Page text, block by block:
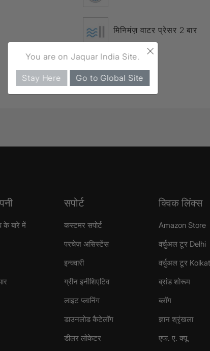
मिनिमंज़ वाटर प्रेसर 2 बार
के बारे में
सपोर्ट
कस्टमर सपोर्ट
परचेज़ असिस्टेंस
इन्क्वारी
ग्रीन इनीशिएटिव
लाइट प्लानिंग
डाउनलोड कैटेलॉग
डीलर लोकेटर
क्विक लिंक्स
Amazon Store
वर्चुअल टूर Delhi
वर्चुअल टूर
ब्रांड शोरूम
ब्लॉग
ज्ञान श्रृंखला
एफ. ए. क्यू.
×
You are on Jaquar India Site.
Stay Here Go to Global Site